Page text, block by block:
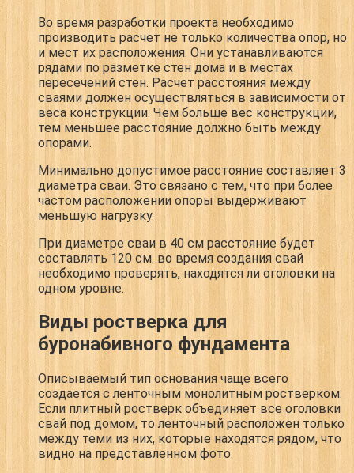
Во время разработки проекта необходимо
производить расчет не только количества опор, но
и мест их расположения. Они устанавливаются
рядами по разметке стен дома и в местах
пересечений стен. Расчет расстояния между
сваями должен осуществляться в зависимости от
веса конструкции. Чем больше вес конструкции,
тем меньшее расстояние должно быть между
опорами.
Минимально допустимое расстояние составляет 3
диаметра сваи. Это связано с тем, что при более
частом расположении опоры выдерживают
меньшую нагрузку.
При диаметре сваи в 40 см расстояние будет
составлять 120 см. во время создания свай
необходимо проверять, находятся ли оголовки на
одном уровне.
Виды ростверка для
буронабивного фундамента
Описываемый тип основания чаще всего
создается с ленточным монолитным ростверком.
Если плитный ростверк объединяет все оголовки
свай под домом, то ленточный расположен только
между теми из них, которые находятся рядом, что
видно на представленном фото.